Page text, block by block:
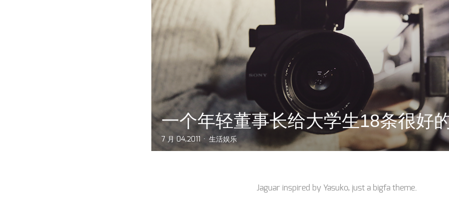
一个年轻董事长给大学生18条很好
7 月 04,2011 生活娱乐
Jaguar inspired by Yasuko, just a bigfa theme.